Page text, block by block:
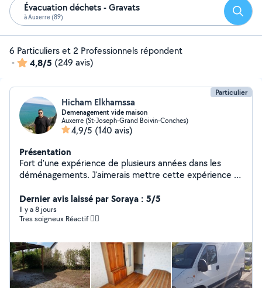
Évacuation déchets - Gravats
à Auxerre (89)
6 Particuliers et 2 Professionnels répondent
-
4,8/5 (249 avis)
Particulier
Hicham Elkhamssa
Demenagement vide maison
Auxerre (St-Joseph-Grand Boivin-Conches)
4,9/5 (140 avis)
Présentation
Fort d'une expérience de plusieurs années dans les
déménagements. J'aimerais mettre cette expérience à
Dernier avis laissé par Soraya : 5/5
Il y a 8 jours
Tres soigneux Réactif 👌🏻